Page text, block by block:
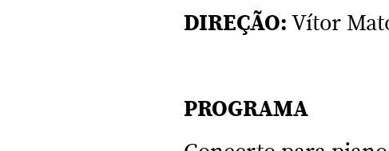
DIREÇÃO: Vítor
PROGRAMA